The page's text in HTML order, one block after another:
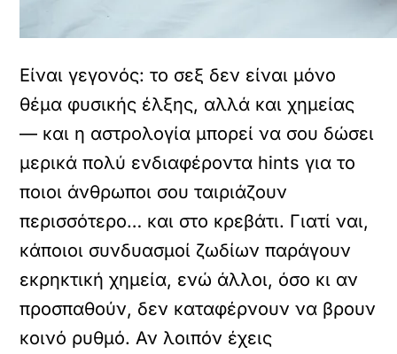
Είναι γεγονός: το σεξ δεν είναι μόνο
θέμα φυσικής έλξης, αλλά και χημείας
— και η αστρολογία μπορεί να σου δώσει
μερικά πολύ ενδιαφέροντα hints για το
ποιοι άνθρωποι σου ταιριάζουν
περισσότερο… και στο κρεβάτι. Γιατί ναι,
κάποιοι συνδυασμοί ζωδίων παράγουν
εκρηκτική χημεία, ενώ άλλοι, όσο κι αν
προσπαθούν, δεν καταφέρνουν να βρουν
κοινό ρυθμό. Αν λοιπόν έχεις